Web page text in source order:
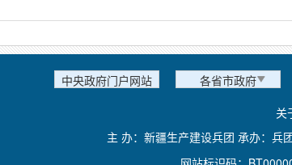
中央政府门户网站 各省市政府
关
主 办：新疆生产建设兵团 承办：兵